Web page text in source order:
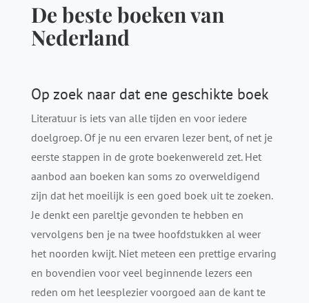
De beste boeken van
Nederland
Op zoek naar dat ene geschikte boek
Literatuur is iets van alle tijden en voor iedere
doelgroep. Of je nu een ervaren lezer bent, of net je
eerste stappen in de grote boekenwereld zet. Het
aanbod aan boeken kan soms zo overweldigend
zijn dat het moeilijk is een goed boek uit te zoeken.
Je denkt een pareltje gevonden te hebben en
vervolgens ben je na twee hoofdstukken al weer
het noorden kwijt. Niet meteen een prettige ervaring
en bovendien voor veel beginnende lezers een
reden om het leesplezier voorgoed aan de kant te